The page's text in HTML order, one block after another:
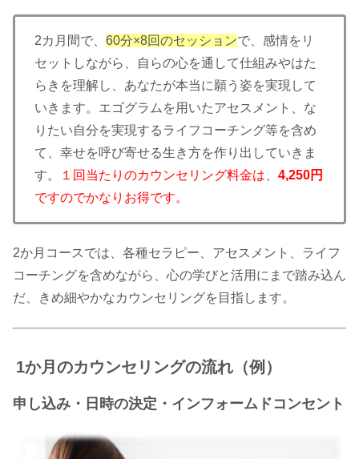
2カ月間で、 60分×8回のセッションで、感情をリ
セットしながら、自らの心を通して仕組みやはた
らきを理解し、あなたが本当に願う姿を実現して
いきます。エゴグラムを用いたアセスメント、な
りたい自分を実現するライフコーチング等を含め
て、幸せを呼び寄せる生き方を作り出していきま
す。
１回当たりのカウンセリング料金は、 4,250円
ですのでかなりお得です。
2か月コースでは、各種セラピー、アセスメント、ライフ
コーチングを含めながら、心の学びと活用にまで踏み込ん
だ、きめ細やかなカウンセリングを目指します。
1か月のカウンセリングの流れ（例）
申し込み・日時の決定・インフォームドコンセント